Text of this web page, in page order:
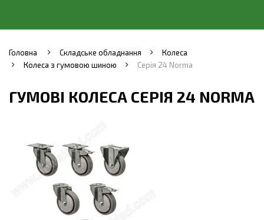
Головна Складське обладнання
Колеса
Колеса з гумовою шиною
Серія 24 Norma
ГУМОВІ КОЛЕСА СЕРІЯ 24 NORMA